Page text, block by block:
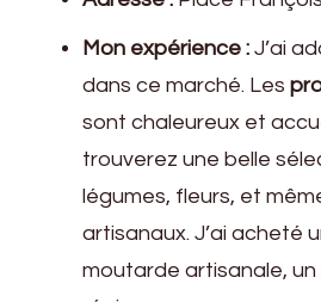
Mon expérience : J’ai
dans ce marché. Les
sont chaleureux et
trouverez une belle
légumes, fleurs, et
artisanaux. J’ai acheté
moutarde artisanale,